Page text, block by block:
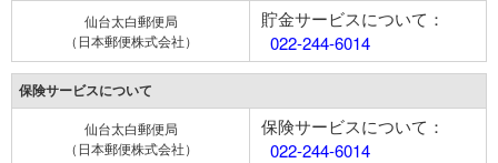
仙台太白郵便局
（日本郵便株式会社）
貯金サービスについて：
022-244-6014
保険サービスについて
仙台太白郵便局
（日本郵便株式会社）
保険サービスについて：
022-244-6014